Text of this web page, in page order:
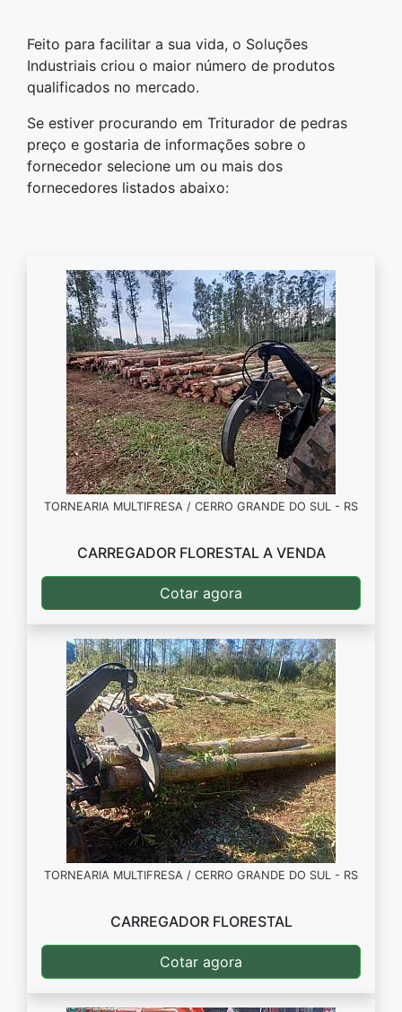
Feito para facilitar a sua vida, o Soluções
Industriais criou o maior número de produtos
qualificados no mercado.
Se estiver procurando em Triturador de pedras
preço e gostaria de informações sobre o
fornecedor selecione um ou mais dos
fornecedores listados abaixo:
TORNEARIA MULTIFRESA / CERRO GRANDE DO SUL - RS
CARREGADOR FLORESTAL A VENDA
Cotar agora
TORNEARIA MULTIFRESA / CERRO GRANDE DO SUL - RS
CARREGADOR FLORESTAL
Cotar agora